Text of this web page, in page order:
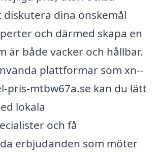
dina önskemål
och därmed skapa en
är både vacker och hållbar.
plattformar som xn--
pris-mtbw67a.se kan du lätt
lokala
och få
erbjudanden som möter